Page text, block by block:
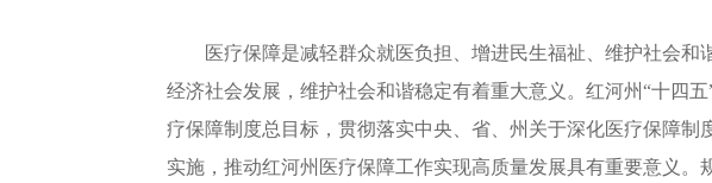
医疗保障是减轻群众就医负担、增进民生福祉、维护社会和
经济社会发展，维护社会和谐稳定有着重大意义。红河州“十四
疗保障制度总目标，贯彻落实中央、省、州关于深化医疗保障制
实施，推动红河州医疗保障工作实现高质量发展具有重要意义